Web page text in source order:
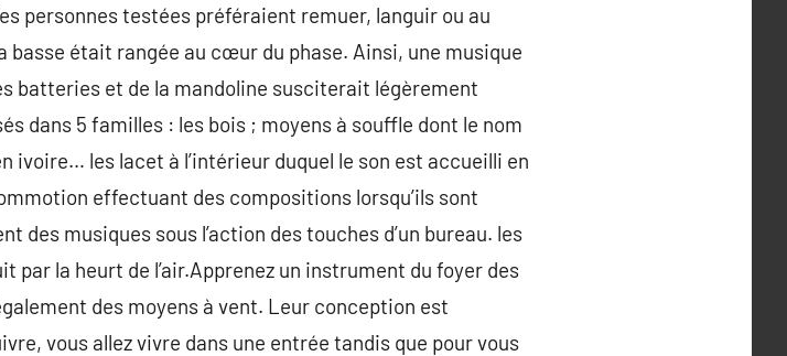
personnes testées préféraient remuer, languir ou au
était rangée au cœur du phase. Ainsi, une musique
batteries et de la mandoline susciterait légèrement
dans 5 familles : les bois ; moyens à souffle dont le nom
ivoire… les lacet à l’intérieur duquel le son est accueilli en
effectuant des compositions lorsqu’ils sont
musiques sous l’action des touches d’un bureau. les
la heurt de l’air.Apprenez un instrument du foyer des
des moyens à vent. Leur conception est
vous allez vivre dans une entrée tandis que pour vous